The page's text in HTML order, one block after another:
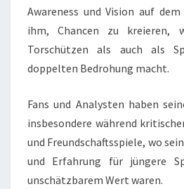
Awareness und Vision auf
ihm, Chancen zu kreieren,
Torschützen als auch als
doppelten Bedrohung macht.
Fans und Analysten haben
insbesondere während
und Freundschaftsspiele, wo
und Erfahrung für jüngere
unschätzbarem Wert waren.